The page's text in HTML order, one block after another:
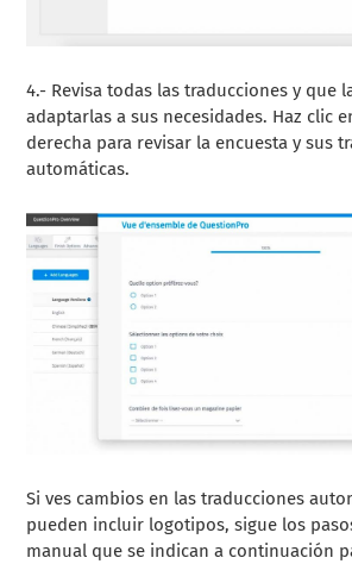
4.- Revisa todas las traducciones y que
adaptarlas a sus necesidades. Haz clic
derecha para revisar la encuesta y sus
automáticas.
Si ves cambios en las traducciones
pueden incluir logotipos, sigue los
manual que se indican a continuación